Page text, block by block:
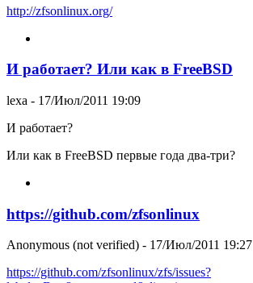
http://zfsonlinux.org/
И работает? Или как в FreeBSD
lexa - 17/Июл/2011 19:09
И работает?
Или как в FreeBSD первые года два-три?
https://github.com/zfsonlinux
Anonymous (not verified) - 17/Июл/2011 19:27
https://github.com/zfsonlinux/zfs/issues?